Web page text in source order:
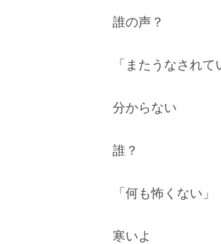
誰の声？
「またうなされて
分からない
誰？
「何も怖くない」
寒いよ